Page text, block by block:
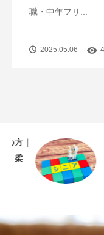
職・中年フリ...
2025.05.06
シ
を
働き